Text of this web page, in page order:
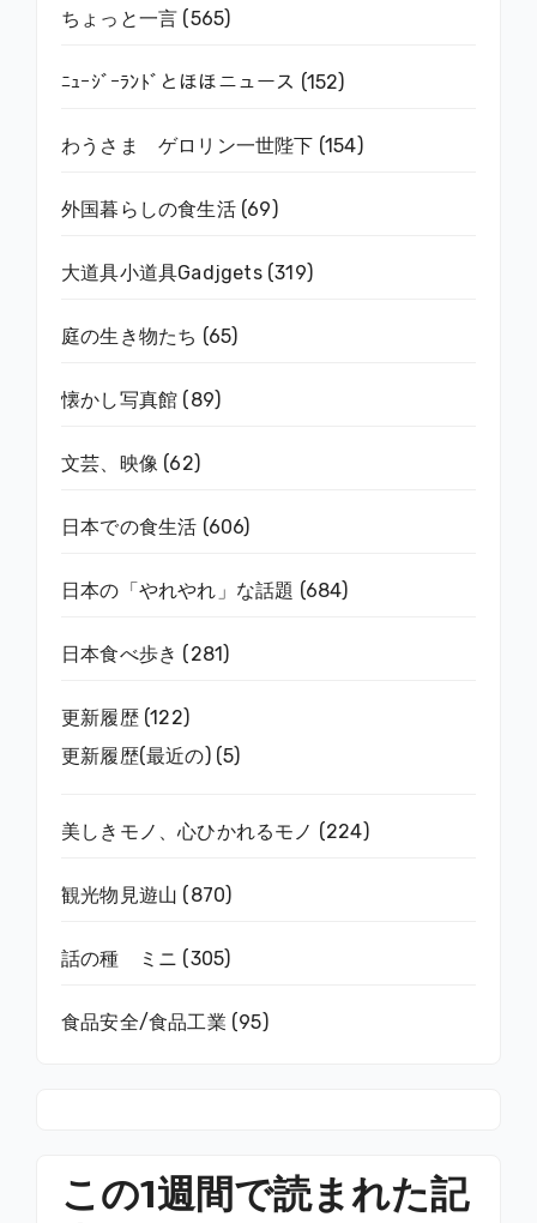
ちょっと一言 (565)
ﾆｭｰｼﾞｰﾗﾝﾄﾞとほほニュース (152)
わうさま ゲロリン一世陛下 (154)
外国暮らしの食生活(69)
大道具小道具Gadjgets(319)
庭の生き物たち (65)
懐かし写真館 (89)
文芸、映像 (62)
日本での食生活 (606)
日本の「やれやれ」な話題 (684)
日本食べ歩き (281)
更新履歴(122)
更新履歴(最近の)(5)
美しきモノ、心ひかれるモノ (224)
観光物見遊山 (870)
話の種 ミニ (305)
食品安全/食品工業 (95)
この1週間で読まれた記